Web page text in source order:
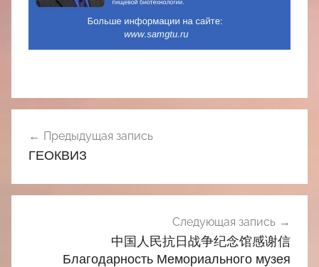
по
Предыдущая запись
ГЕОКВИЗ
Следующая запись
中国人民抗日战争纪念馆感谢信
Благодарность Мемориального музея